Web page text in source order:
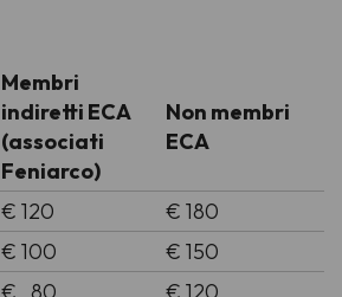
Membri
indiretti ECA
(associati
Feniarco)
Non membri
ECA
€ 120
€ 180
€ 100
€ 150